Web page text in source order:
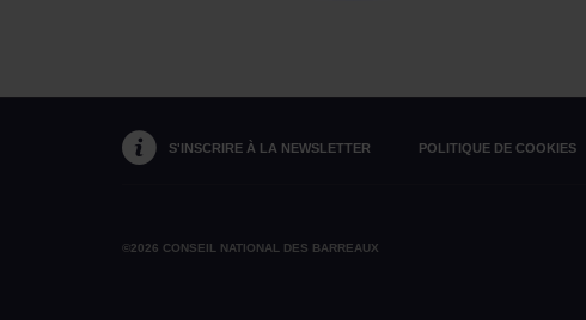
S'INSCRIRE À LA NEWSLETTER POLITIQUE DE COOKIES
©2026 CONSEIL NATIONAL DES BARREAUX